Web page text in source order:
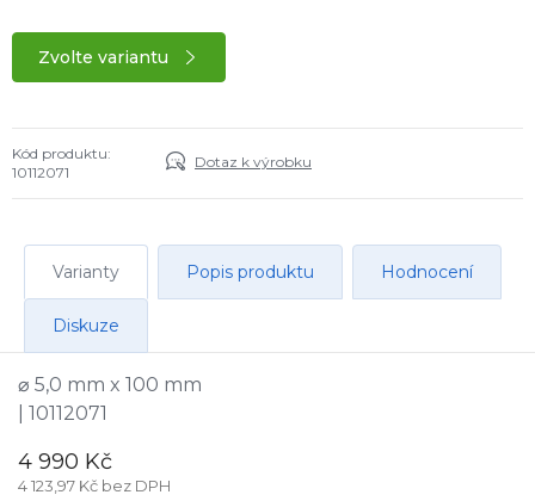
Zvolte variantu
Kód produktu:
10112071
Dotaz k výrobku
Varianty Popis produktu Hodnocení
Diskuze
⌀ 5,0 mm x 100 mm
| 10112071
4 990 Kč
4 123,97 Kč bez DPH